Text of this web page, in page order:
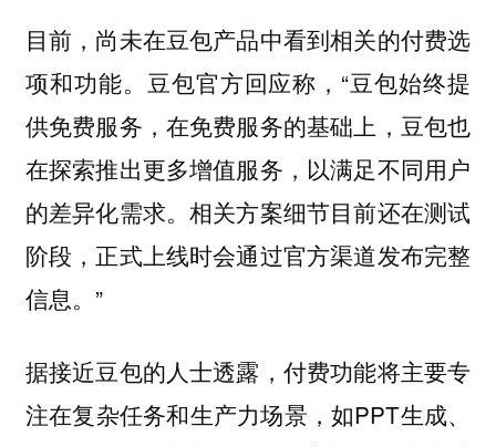
目前，尚未在豆包产品中看到相关的付费选
项和功能。豆包官方回应称，“豆包始终提
供免费服务，在免费服务的基础上，豆包也
在探索推出更多增值服务，以满足不同用户
的差异化需求。相关方案细节目前还在测试
阶段，正式上线时会通过官方渠道发布完整
信息。”
据接近豆包的人士透露，付费功能将主要专
注在复杂任务和生产力场景，如PPT生成、